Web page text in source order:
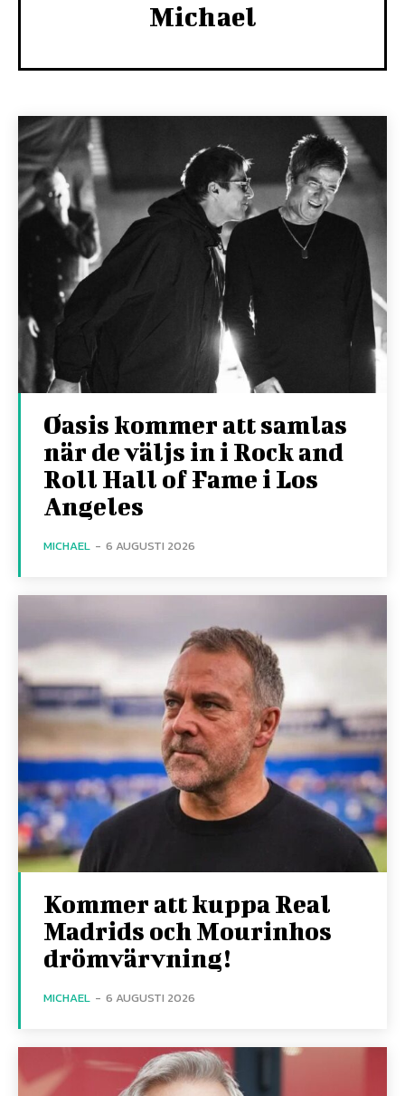
Michael
Oasis kommer att samlas
när de väljs in i Rock and
Roll Hall of Fame i Los
Angeles
MICHAEL - 6 AUGUSTI 2026
Kommer att kuppa Real
Madrids och Mourinhos
drömvärvning!
MICHAEL - 6 AUGUSTI 2026